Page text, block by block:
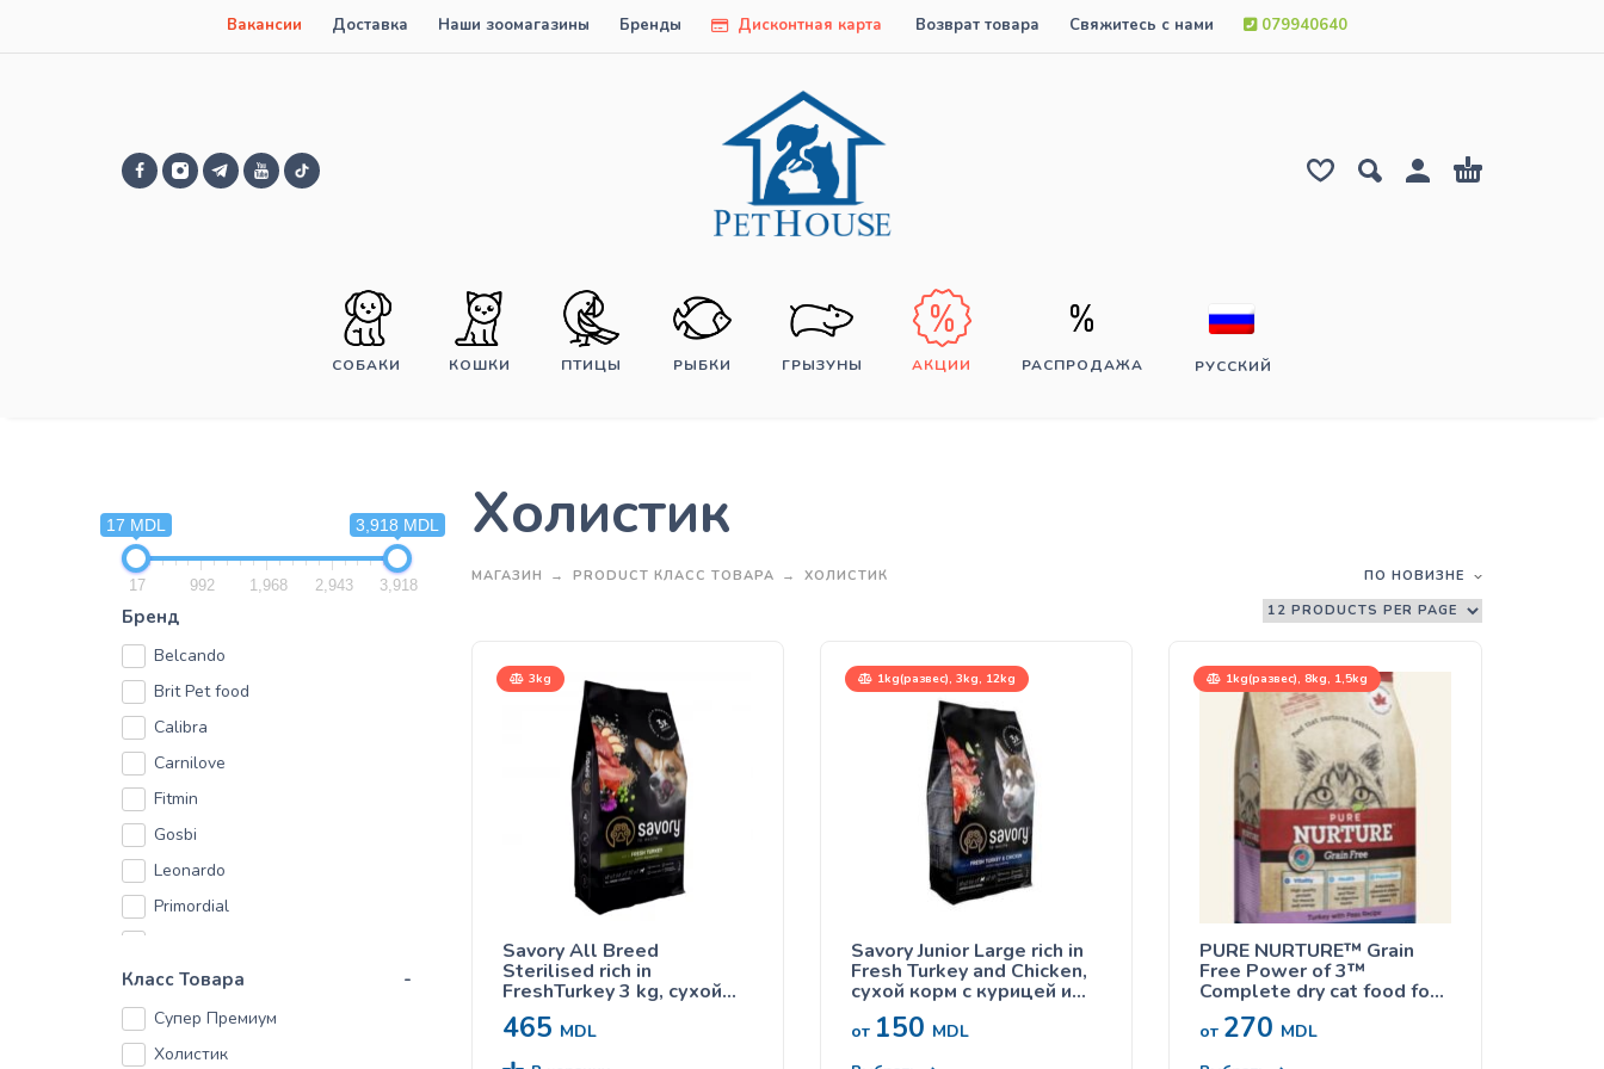
Вакансии Доставка Наши зоомагазины Бренды Дисконтная карта Возврат товара Свяжитесь с нами 079940640
СОБАКИ КОШКИ ПТИЦЫ РЫБКИ ГРЫЗУНЫ АКЦИИ РАСПРОДАЖА РУССКИЙ
17 MDL 3,918 MDL
17 992 1,968 2,943 3,918
Бренд
Belcando
Brit Pet food
Calibra
Carnilove
Fitmin
Gosbi
Leonardo
Primordial
Quattro
Savory
Класс Товара -
Супер Премиум
Холистик
Холистик
МАГАЗИН PRODUCT КЛАСС ТОВАРА ХОЛИСТИК ПО НОВИЗНЕ
3kg
Savory All Breed
Sterilised rich in
FreshTurkey 3 kg, сухой
корм с индейкой, для
кастрированных и
465 MDL
1kg(развес), 3kg, 12kg
Savory Junior Large rich in
Fresh Turkey and Chicken,
сухой корм с курицей и
индейкой для щенков
крупных пород
от 150 MDL
1kg(развес), 8kg, 1,5kg
PURE NURTURE™ Grain
Free Power of 3™
Complete dry cat food for
all lifestages, no grains
turkey with peas, сухой
от 270 MDL